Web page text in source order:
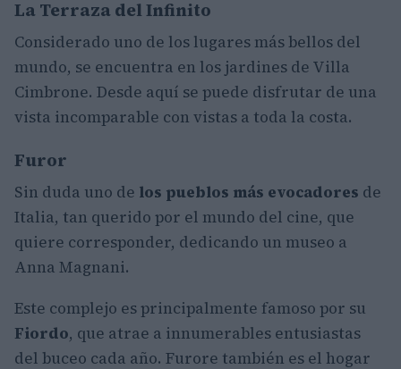
La Terraza del Infinito
Considerado uno de los lugares más bellos del
mundo, se encuentra en los jardines de Villa
Cimbrone. Desde aquí se puede disfrutar de una
vista incomparable con vistas a toda la costa.
Furor
Sin duda uno de los pueblos más evocadores de
Italia, tan querido por el mundo del cine, que
quiere corresponder, dedicando un museo a
Anna Magnani.
Este complejo es principalmente famoso por su
Fiordo, que atrae a innumerables entusiastas
del buceo cada año. Furore también es el hogar